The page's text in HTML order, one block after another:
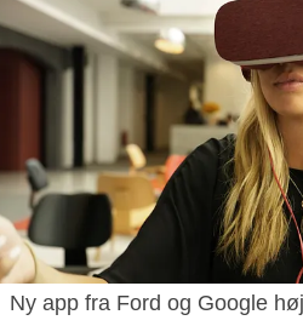
Ny app fra Ford og Google